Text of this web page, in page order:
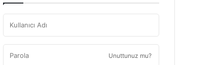
Unuttunuz mu?